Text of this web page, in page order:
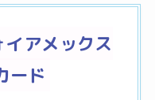
アメックス
ード